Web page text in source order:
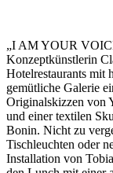
„I AM YOUR
Konzeptkünstlerin
Hotelrestaurants mit
gemütliche Galerie
Originalskizzen von
und einer textilen
Bonin. Nicht zu
Tischleuchten oder
Installation von